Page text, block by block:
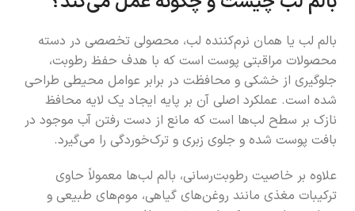
بالم لب یا همان نرم‌کننده لب، محصولی تخصصی در دسته
محصولات مراقبتی پوست است که با هدف حفظ رطوبت،
جلوگیری از خشکی و محافظت در برابر عوامل محیطی طراحی
شده است. عملکرد اصلی آن بر پایه ایجاد یک لایه محافظ
نازک بر سطح لب‌ها است که مانع از دست رفتن آب موجود در
بافت پوست شده و جلوی زبری و ترک‌خوردگی را می‌گیرد.
علاوه بر خاصیت رطوبت‌رسانی، بالم لب‌ها معمولاً حاوی
ترکیبات مغذی مانند روغن‌های گیاهی، موم‌های طبیعی و